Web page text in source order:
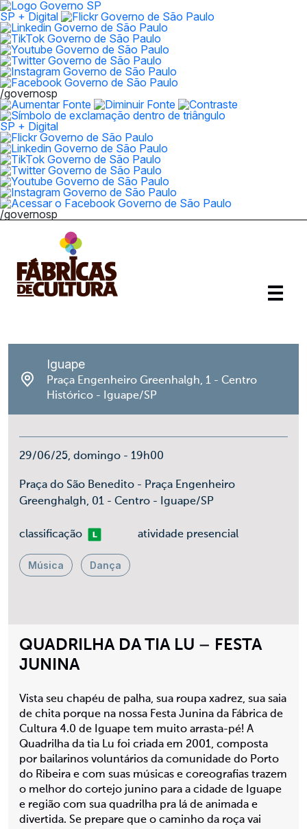
SP + Digital
/governosp
SP + Digital
/governosp
QUADRILHA DA TIA LU – FESTA
JUNINA
Vista seu chapéu de palha, sua roupa xadrez, sua saia
de chita porque na nossa Festa Junina da Fábrica de
Cultura 4.0 de Iguape tem muito arrasta-pé! A
Quadrilha da tia Lu foi criada em 2001, composta
por bailarinos voluntários da comunidade do Porto
do Ribeira e com suas músicas e coreografias trazem
o melhor do cortejo junino para a cidade de Iguape
e região com sua quadrilha pra lá de animada e
divertida. Se prepare que o caminho da roça vai
Iguape
Praça Engenheiro Greenhalgh, 1 - Centro
Histórico - Iguape/SP
29/06/25, domingo - 19h00
Praça do São Benedito - Praça Engenheiro
Greenghalgh, 01 - Centro - Iguape/SP
classificaçãoLivre atividade presencial
Música Dança